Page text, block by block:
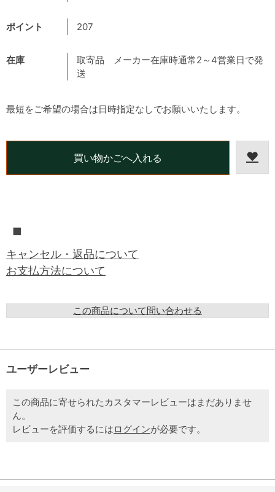
ポイント 207
在庫
取寄品 メーカー在庫時通常2～4営業日で発
送
■
キャンセル・返品について
お支払方法について
この商品について問い合わせる
最短をご希望の場合は日時指定なしでお願いいたします。
ユーザーレビュー
この商品に寄せられたカスタマーレビューはまだありませ
ん。
レビューを評価するにはログインが必要です。